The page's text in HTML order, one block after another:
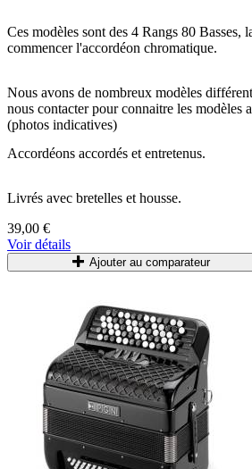
Ces modèles sont des 4 Rangs 80 Basses,
commencer l'accordéon chromatique.
Nous avons de nombreux modèles
nous contacter pour connaitre les modèles
(photos indicatives)
Accordéons accordés et entretenus.
Livrés avec bretelles et housse.
39,00 €
Voir détails
Ajouter au comparateur